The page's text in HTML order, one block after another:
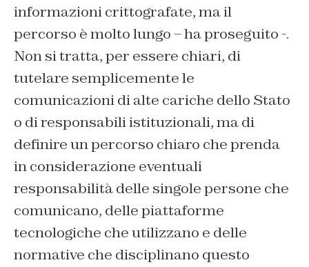
informazioni crittografate, ma il
percorso è molto lungo – ha proseguito -.
Non si tratta, per essere chiari, di
tutelare semplicemente le
comunicazioni di alte cariche dello Stato
o di responsabili istituzionali, ma di
definire un percorso chiaro che prenda
in considerazione eventuali
responsabilità delle singole persone che
comunicano, delle piattaforme
tecnologiche che utilizzano e delle
normative che disciplinano questo